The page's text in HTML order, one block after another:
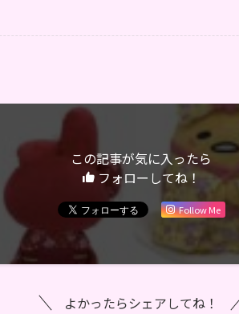
この記事が気に入ったら
フォローしてね！
Follow Me
よかったらシェアしてね！